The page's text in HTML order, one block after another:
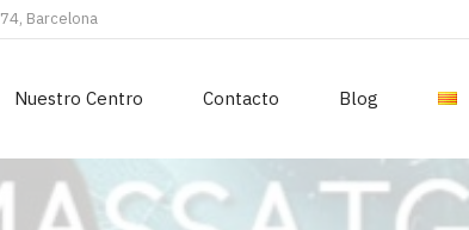
Barcelona
Nuestro Centro Contacto Blog